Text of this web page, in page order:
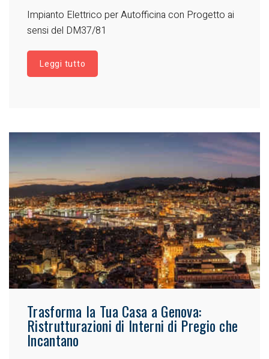
Impianto Elettrico per Autofficina con Progetto ai
sensi del DM37/81
Leggi tutto
Trasforma la Tua Casa a Genova:
Ristrutturazioni di Interni di Pregio che
Incantano